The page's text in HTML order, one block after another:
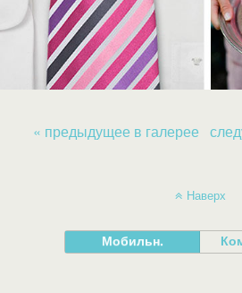
« предыдущее в галерее
Наверх
Мобильн.